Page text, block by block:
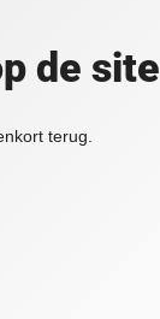
de site
terug.